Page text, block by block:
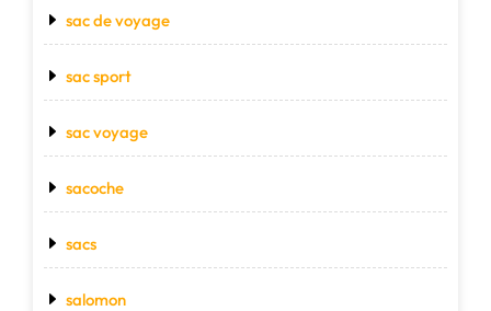
sac de voyage
sac sport
sac voyage
sacoche
sacs
salomon